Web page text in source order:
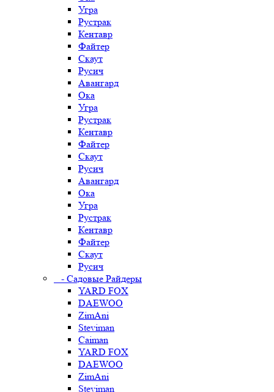
Угра
Рустрак
Кентавр
Файтер
Скаут
Русич
Авангард
Ока
Угра
Рустрак
Кентавр
Файтер
Скаут
Русич
Авангард
Ока
Угра
Рустрак
Кентавр
Файтер
Скаут
Русич
- Садовые Райдеры
YARD FOX
DAEWOO
ZimAni
Steviman
Caiman
YARD FOX
DAEWOO
ZimAni
Steviman